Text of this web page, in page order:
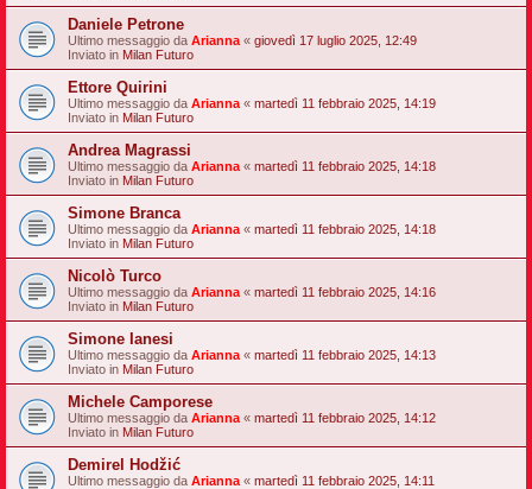
Daniele Petrone
Ultimo messaggio da Arianna « giovedì 17 luglio 2025, 12:49
Inviato in Milan Futuro
Ettore Quirini
Ultimo messaggio da Arianna « martedì 11 febbraio 2025, 14:19
Inviato in Milan Futuro
Andrea Magrassi
Ultimo messaggio da Arianna « martedì 11 febbraio 2025, 14:18
Inviato in Milan Futuro
Simone Branca
Ultimo messaggio da Arianna « martedì 11 febbraio 2025, 14:18
Inviato in Milan Futuro
Nicolò Turco
Ultimo messaggio da Arianna « martedì 11 febbraio 2025, 14:16
Inviato in Milan Futuro
Simone Ianesi
Ultimo messaggio da Arianna « martedì 11 febbraio 2025, 14:13
Inviato in Milan Futuro
Michele Camporese
Ultimo messaggio da Arianna « martedì 11 febbraio 2025, 14:12
Inviato in Milan Futuro
Demirel Hodžić
Ultimo messaggio da Arianna « martedì 11 febbraio 2025, 14:11